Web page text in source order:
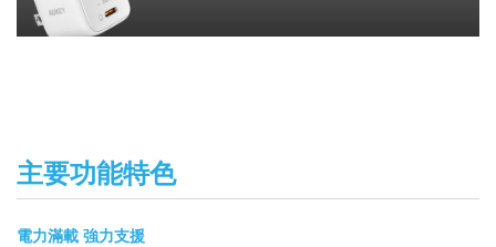
主要功能特色
電力滿載 強力支援